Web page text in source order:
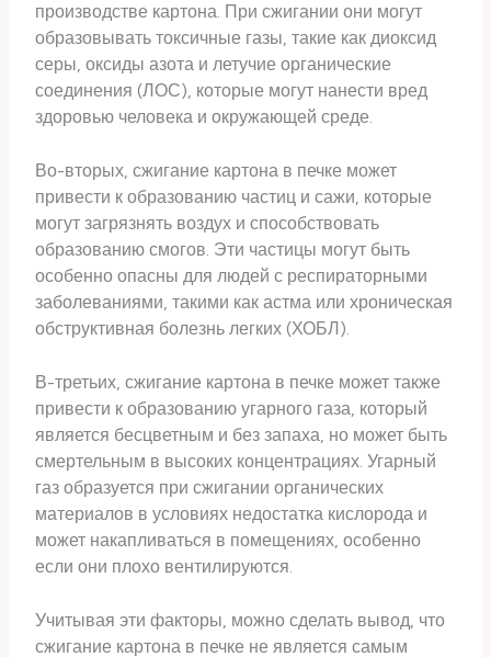
производстве картона. При сжигании они могут
образовывать токсичные газы, такие как диоксид
серы, оксиды азота и летучие органические
соединения (ЛОС), которые могут нанести вред
здоровью человека и окружающей среде.
Во-вторых, сжигание картона в печке может
привести к образованию частиц и сажи, которые
могут загрязнять воздух и способствовать
образованию смогов. Эти частицы могут быть
особенно опасны для людей с респираторными
заболеваниями, такими как астма или хроническая
обструктивная болезнь легких (ХОБЛ).
В-третьих, сжигание картона в печке может также
привести к образованию угарного газа, который
является бесцветным и без запаха, но может быть
смертельным в высоких концентрациях. Угарный
газ образуется при сжигании органических
материалов в условиях недостатка кислорода и
может накапливаться в помещениях, особенно
если они плохо вентилируются.
Учитывая эти факторы, можно сделать вывод, что
сжигание картона в печке не является самым